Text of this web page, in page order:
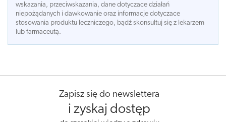
wskazania, przeciwskazania, dane dotyczace działań
niepożądanych i dawkowanie oraz informacje dotyczace
stosowania produktu leczniczego, bądź skonsultuj się z lekarzem
lub farmaceutą.
Zapisz się do newslettera
i zyskaj dostęp